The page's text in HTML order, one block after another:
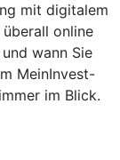
mit digitalem
online
wann Sie
MeinInvest-
im Blick.